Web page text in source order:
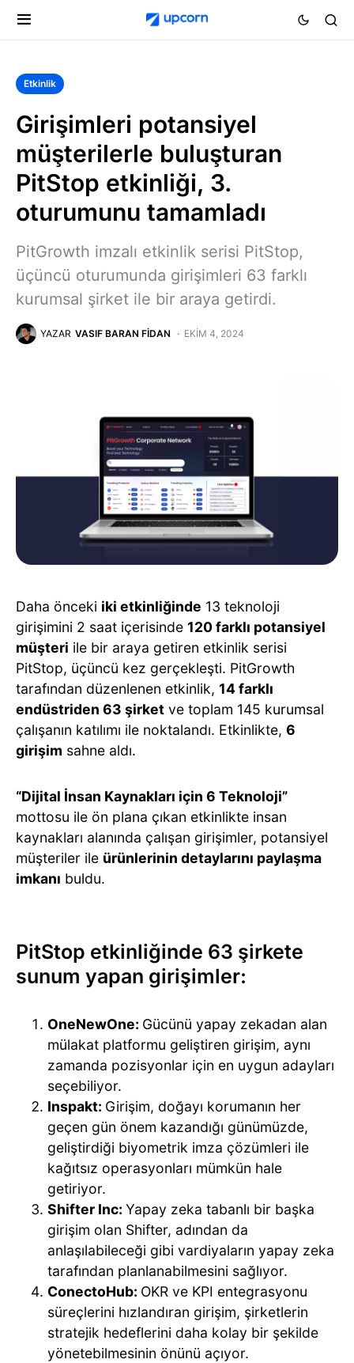
Etkinlik
Girişimleri potansiyel
müşterilerle buluşturan
PitStop etkinliği, 3.
oturumunu tamamladı
PitGrowth imzalı etkinlik serisi PitStop,
üçüncü oturumunda girişimleri 63 farklı
kurumsal şirket ile bir araya getirdi.
YAZAR VASIF BARAN FIDAN EKIM 4, 2024
Daha önceki iki etkinliğinde 13 teknoloji
girişimini 2 saat içerisinde 120 farklı potansiyel
müşteri ile bir araya getiren etkinlik serisi
PitStop, üçüncü kez gerçekleşti. PitGrowth
tarafından düzenlenen etkinlik, 14 farklı
endüstriden 63 şirket ve toplam 145 kurumsal
çalışanın katılımı ile noktalandı. Etkinlikte, 6
girişim sahne aldı.
“Dijital İnsan Kaynakları için 6 Teknoloji”
mottosu ile ön plana çıkan etkinlikte insan
kaynakları alanında çalışan girişimler, potansiyel
müşteriler ile ürünlerinin detaylarını paylaşma
imkanı buldu.
PitStop etkinliğinde 63 şirkete
sunum yapan girişimler:
OneNewOne: Gücünü yapay zekadan alan
mülakat platformu geliştiren girişim, aynı
zamanda pozisyonlar için en uygun adayları
seçebiliyor.
Inspakt: Girişim, doğayı korumanın her
geçen gün önem kazandığı günümüzde,
geliştirdiği biyometrik imza çözümleri ile
kağıtsız operasyonları mümkün hale
getiriyor.
Shifter Inc: Yapay zeka tabanlı bir başka
girişim olan Shifter, adından da
anlaşılabileceği gibi vardiyaların yapay zeka
tarafından planlanabilmesini sağlıyor.
ConectoHub: OKR ve KPI entegrasyonu
süreçlerini hızlandıran girişim, şirketlerin
stratejik hedeflerini daha kolay bir şekilde
yönetebilmesinin önünü açıyor.